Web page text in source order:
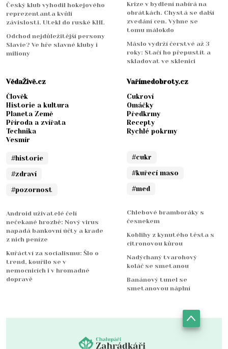
Český klub vyhodil hokejového
reprezentanta kvůli
závislosti. Utekl do ruské KHL
Odchod nejdůležitější persony
Slavie? Ve hře slavné kluby i
miliony
Krize v bydlení nabírá na
obrátkách. Chystá se další
zvedání cen. Vyhne se
tomu málokdo
Máslo vydrží čerstvé až 3
roky: Stačí ho přepustit a
skladovat ve sklenici
VědaŽivě.cz
Člověk
Historie a kultura
Planeta Země
Příroda a zvířata
Technika
Vesmír
#historie
#zdraví
#pozornost
Android uživatelé čelí
nečekané hrozbě: Nový virus
napadá bankovní účty a krade
z nich peníze
Kuřáctví za socialismu: Šlo o
trend, kouřilo se v
nemocnicích i v hromadné
dopravě
Vařímedobroty.cz
Cukroví
Omáčky
Předkrmy
Recepty
Rychlé pokrmy
#cukr
#kuřecí maso
#med
Chlebové bramboráky s
česnekem
Koblihy z kynutého těsta s
citronovou kůrou
Nadýchaný tvarohový
koláč se smetanou
Banánový tunel se
smetanovou náplní